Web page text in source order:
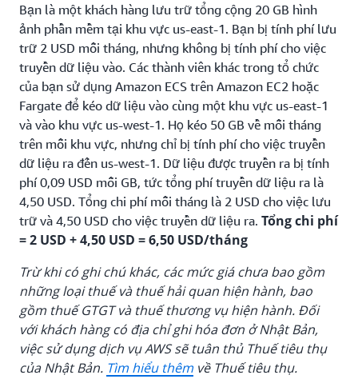
Bạn là một khách hàng lưu trữ tổng cộng 20 GB hình
ảnh phần mềm tại khu vực us-east-1. Bạn bị tính phí lưu
trữ 2 USD mỗi tháng, nhưng không bị tính phí cho việc
truyền dữ liệu vào. Các thành viên khác trong tổ chức
của bạn sử dụng Amazon ECS trên Amazon EC2 hoặc
Fargate để kéo dữ liệu vào cùng một khu vực us-east-1
và vào khu vực us-west-1. Họ kéo 50 GB về mỗi tháng
trên mỗi khu vực, nhưng chỉ bị tính phí cho việc truyền
dữ liệu ra đến us-west-1. Dữ liệu được truyền ra bị tính
phí 0,09 USD mỗi GB, tức tổng phí truyền dữ liệu ra là
4,50 USD. Tổng chi phí mỗi tháng là 2 USD cho việc lưu
trữ và 4,50 USD cho việc truyền dữ liệu ra. Tổng chi phí
= 2 USD + 4,50 USD = 6,50 USD/tháng
Trừ khi có ghi chú khác, các mức giá chưa bao gồm
những loại thuế và thuế hải quan hiện hành, bao
gồm thuế GTGT và thuế thương vụ hiện hành. Đối
với khách hàng có địa chỉ ghi hóa đơn ở Nhật Bản,
việc sử dụng dịch vụ AWS sẽ tuân thủ Thuế tiêu thụ
của Nhật Bản. Tìm hiểu thêmvề Thuế tiêu thụ.